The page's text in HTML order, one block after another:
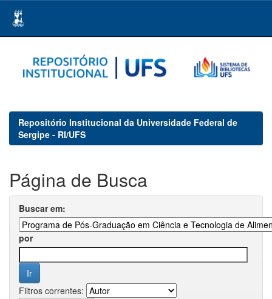
navigation
Repositório Institucional da Universidade Federal de
Sergipe - RI/UFS
Página de Busca
Buscar em:
por
Filtros correntes: